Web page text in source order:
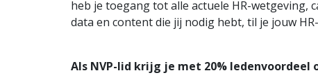
heb je toegang tot alle actuele HR-wetgeving,
data en content die jij nodig hebt, til je jouw
Als NVP-lid krijg je met 20%